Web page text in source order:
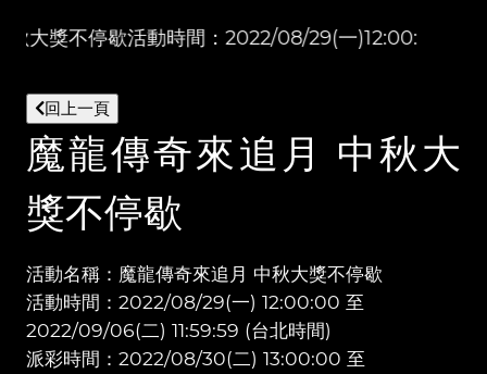
獎不停歇活動時間：2022/08/29(一)12:00:00至
回上一頁
魔龍傳奇來追月 中秋大
獎不停歇
活動名稱：魔龍傳奇來追月 中秋大獎不停歇
活動時間：2022/08/29(一) 12:00:00 至
2022/09/06(二) 11:59:59 (台北時間)
派彩時間：2022/08/30(二) 13:00:00 至